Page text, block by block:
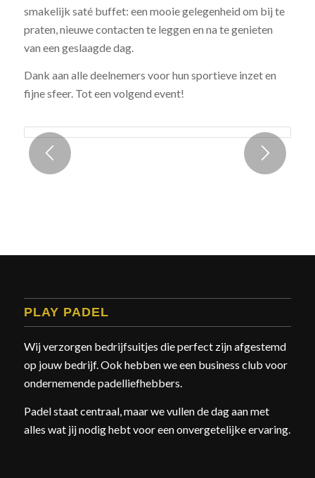
smakelijk saté buffet: een mooie gelegenheid om bij te
praten, nieuwe contacten te leggen en na te genieten
van een geslaagde dag.
Dank aan alle deelnemers voor hun sportieve inzet en
fijne sfeer. Tot een volgend event!
PLAY PADEL
Wij verzorgen bedrijfsuitjes die perfect zijn afgestemd
op jouw bedrijf. Ook hebben we een business club voor
ondernemende padelliefhebbers.
Padel staat centraal, maar we vullen de dag aan met
alles wat jij nodig hebt voor een onvergetelijke ervaring.